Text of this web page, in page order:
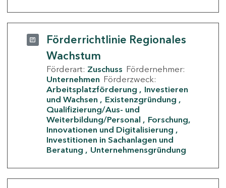
Förderrichtlinie Regionales
Wachstum
Förderart: Zuschuss Fördernehmer:
Unternehmen Förderzweck:
Arbeitsplatzförderung
Investieren
und Wachsen
Existenzgründung
Qualifizierung/Aus- und
Weiterbildung/Personal
Forschung,
Innovationen und Digitalisierung
Investitionen in Sachanlagen und
Beratung
Unternehmensgründung